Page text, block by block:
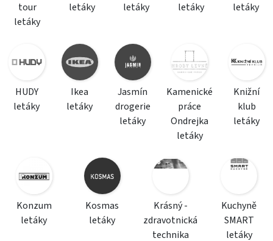
tour
letáky
letáky
letáky
letáky
letáky
HUDY
letáky
Ikea
letáky
Jasmín
drogerie
letáky
Kamenické
práce
Ondrejka
letáky
Knižní
klub
letáky
Konzum
letáky
Kosmas
letáky
Krásný -
zdravotnická
technika
Kuchyně
SMART
letáky